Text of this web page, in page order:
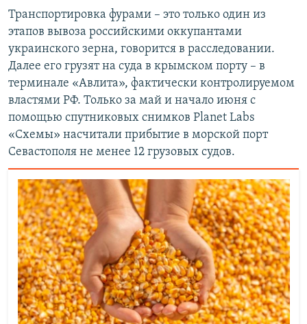
Транспортировка фурами – это только один из
этапов вывоза российскими оккупантами
украинского зерна, говорится в расследовании.
Далее его грузят на суда в крымском порту – в
терминале «Авлита», фактически контролируемом
властями РФ. Только за май и начало июня с
помощью спутниковых снимков Planet Labs
«Схемы» насчитали прибытие в морской порт
Севастополя не менее 12 грузовых судов.